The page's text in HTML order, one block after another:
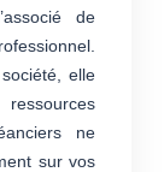
de
elle
ne
sur vos